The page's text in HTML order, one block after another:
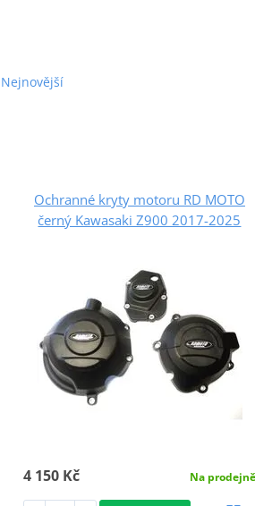
Nejnovější
Ochranné kryty motoru RD MOTO
černý Kawasaki Z900 2017-2025
4 150 Kč Na prodejně